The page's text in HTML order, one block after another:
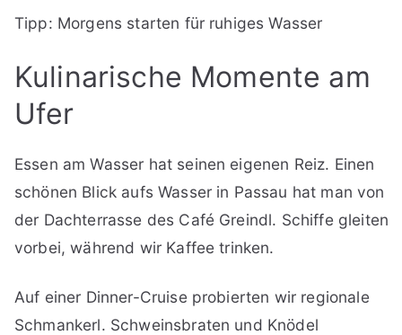
Tipp: Morgens starten für ruhiges Wasser
Kulinarische Momente am
Ufer
Essen am Wasser hat seinen eigenen Reiz. Einen
schönen Blick aufs Wasser in Passau hat man von
der Dachterrasse des Café Greindl. Schiffe gleiten
vorbei, während wir Kaffee trinken.
Auf einer Dinner-Cruise probierten wir regionale
Schmankerl. Schweinsbraten und Knödel